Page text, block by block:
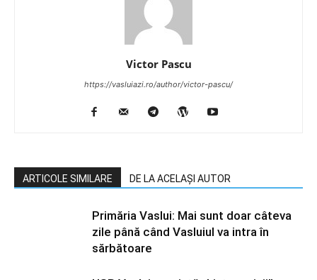
Victor Pascu
https://vasluiazi.ro/author/victor-pascu/
ARTICOLE SIMILARE DE LA ACELAȘI AUTOR
Primăria Vaslui: Mai sunt doar câteva
zile până când Vasluiul va intra în
sărbătoare